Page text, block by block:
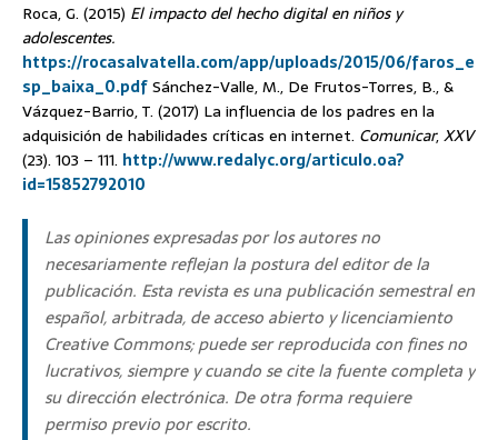
Roca, G. (2015) El impacto del hecho digital en niños y
adolescentes.
https://rocasalvatella.com/app/uploads/2015/06/faros_e
sp_baixa_0.pdfSánchez-Valle, M., De Frutos-Torres, B., &
Vázquez-Barrio, T. (2017) La influencia de los padres en la
adquisición de habilidades críticas en internet. Comunicar,XXV
(23). 103 – 111. http://www.redalyc.org/articulo.oa?
id=15852792010
Las opiniones expresadas por los autores no
necesariamente reflejan la postura del editor de la
publicación. Esta revista es una publicación semestral en
español, arbitrada, de acceso abierto y licenciamiento
Creative Commons; puede ser reproducida con fines no
lucrativos, siempre y cuando se cite la fuente completa y
su dirección electrónica. De otra forma requiere
permiso previo por escrito.